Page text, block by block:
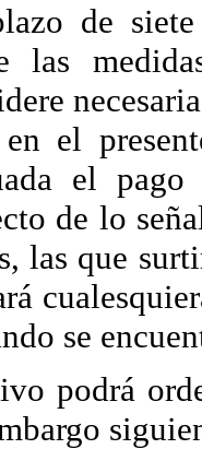
de
las
el
el
de lo
las que
se
podrá